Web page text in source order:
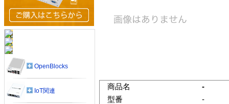
商品名
-
型番
-
OpenBlocks
IoT関連